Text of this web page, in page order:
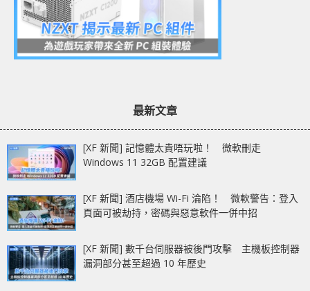
最新文章
[XF 新聞] 記憶體太貴唔玩啦！ 微軟刪走
Windows 11 32GB 配置建議
[XF 新聞] 酒店機場 Wi-Fi 淪陷！ 微軟警告：登入
頁面可被劫持，密碼與惡意軟件一併中招
[XF 新聞] 數千台伺服器被後門攻擊 主機板控制器
漏洞部分甚至超過 10 年歷史